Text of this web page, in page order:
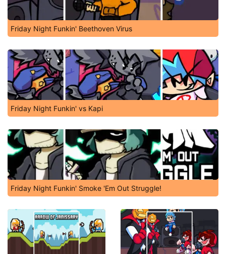
Friday Night Funkin' Beethoven Virus
Friday Night Funkin' vs Kapi
Friday Night Funkin' Smoke 'Em Out Struggle!